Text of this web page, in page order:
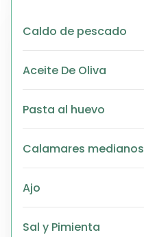
Caldo de pescado
Aceite De Oliva
Pasta al huevo
Calamares medianos
Ajo
Sal y Pimienta